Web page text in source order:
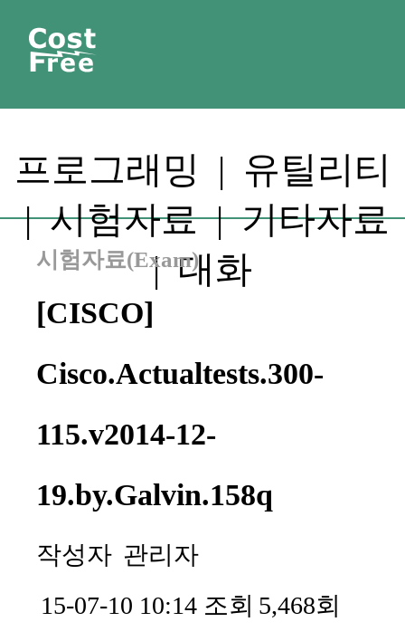
프로그래밍 | 유틸리티
|시험자료|기타자료
|대화
시험자료(Exam)
[CISCO]
Cisco.Actualtests.300-
115.v2014-12-
19.by.Galvin.158q
작성자 관리자
15-07-10 10:14 조회 5,468회